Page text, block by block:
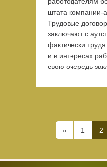
штата компании-
Трудовые
заключают с
фактически
и в интересах
свою очередь
« 1 2